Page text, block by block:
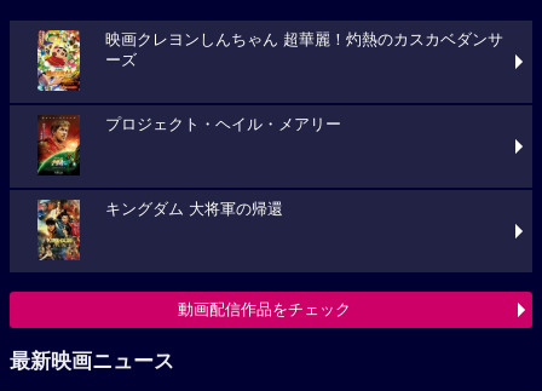
映画クレヨンしんちゃん 超華麗！灼熱のカスカベダンサ
ーズ
プロジェクト・ヘイル・メアリー
キングダム 大将軍の帰還
動画配信作品をチェック
最新映画ニュース